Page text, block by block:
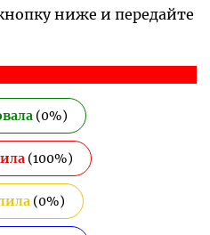
ниже и передайте
(0%)
(100%)
(0%)